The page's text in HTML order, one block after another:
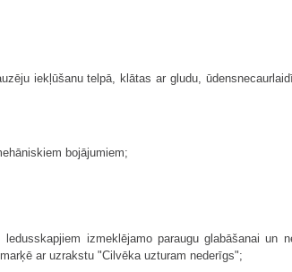
iekļūšanu telpā, klātas ar gludu,
bojājumiem;
izmeklējamo paraugu glabāšanai un
ar uzrakstu "Cilvēka uzturam nederīgs";